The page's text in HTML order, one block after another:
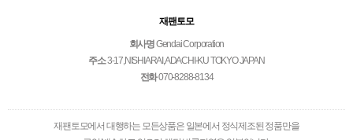
재팬토모
회사명Gendai Corporation
주소3-17,NISHIARAI,ADACHI-KU TOKYO JAPAN
전화070-8288-8134
재팬토모에서 대행하는 모든상품은 일본에서 정식제조된 정품만을